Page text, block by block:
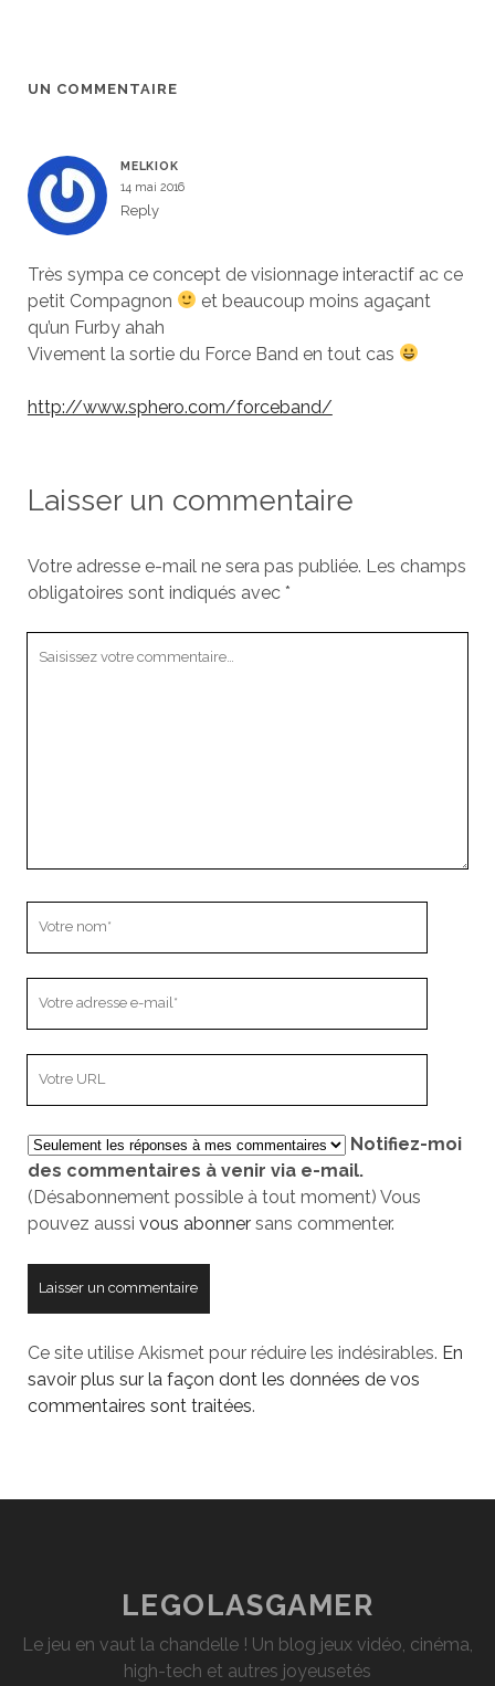
UN COMMENTAIRE
MELKIOK
14 mai 2016
Reply
Très sympa ce concept de visionnage interactif ac ce
petit Compagnon
et beaucoup moins agaçant
qu’un Furby ahah
Vivement la sortie du Force Band en tout cas
http://www.sphero.com/forceband/
Laisser un commentaire
Votre adresse e-mail ne sera pas publiée. Les champs
obligatoires sont indiqués avec *
mail
votre
site
Notifiez-moi
des commentaires à venir via e-mail.
(Désabonnement possible à tout moment) Vous
pouvez aussi vous abonnersans commenter.
Ce site utilise Akismet pour réduire les indésirables. En
savoir plus sur la façon dont les données de vos
commentaires sont traitées.
LEGOLASGAMER
Le jeu en vaut la chandelle ! Un blog jeux vidéo, cinéma,
high-tech et autres joyeusetés